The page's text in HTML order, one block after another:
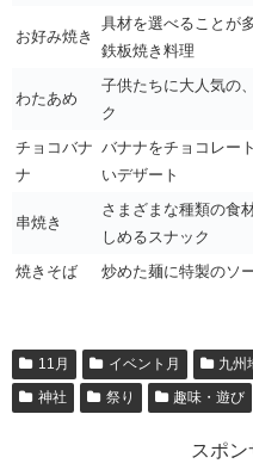
お好み焼き
具材を選べることが
鉄板焼き料理
わたあめ
子供たちに大人気の
ク
チョコバナ
ナ
バナナをチョコレー
いデザート
串焼き
さまざまな種類の食
しめるスナック
焼きそば
炒めた麺に特製のソ
11月 イベント月 九州
神社
祭り 趣味・遊び
スポン